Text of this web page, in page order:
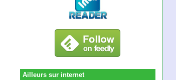
Ailleurs sur internet